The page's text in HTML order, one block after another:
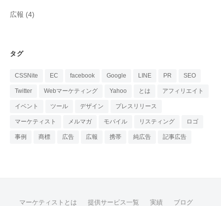
広報 (4)
タグ
CSSNite EC facebook Google LINE PR SEO
Twitter Webマーケティング Yahoo とは アフィリエイト
イベント ツール デザイン プレスリリース
マーケティスト メルマガ モバイル リスティング ロゴ
事例 商標 広告 広報 携帯 純広告 記事広告
マーケティストとは 提供サービス一覧 実績 ブログ